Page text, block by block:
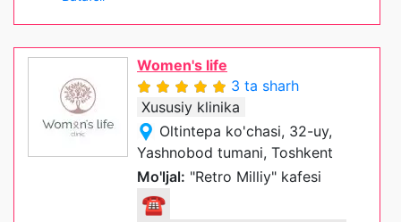
Women's life
3 ta sharh
Xususiy klinika
Oltintepa ko'chasi, 32-uy,
Yashnobod tumani, Toshkent
Mo'ljal: "Retro Milliy" kafesi
☎